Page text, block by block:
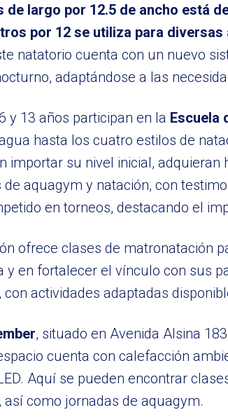
largo por 12.5 de ancho está
por 12 se utiliza para
natatorio cuenta con un nuevo
adaptándose a las
y 13 años participan en la Escuela
hasta los cuatro estilos de
importar su nivel inicial,
aquagym y natación, con
en torneos, destacando el
ofrece clases de matronatación
y en fortalecer el vínculo con sus
actividades adaptadas
, situado en Avenida Alsina
cuenta con calefacción
Aquí se pueden encontrar
como jornadas de aquagym.